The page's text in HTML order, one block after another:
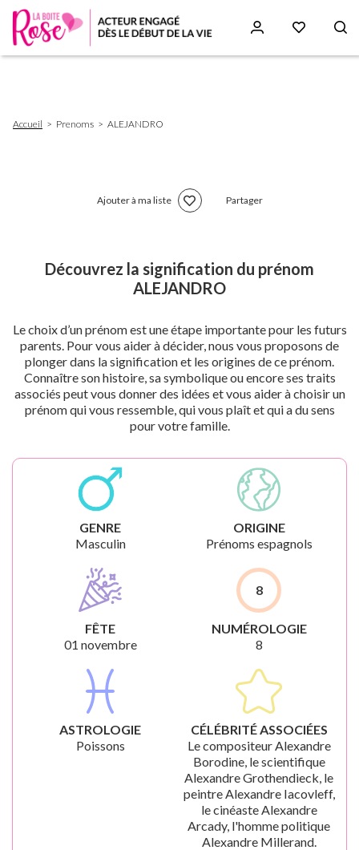
d'Ariane
Accueil Prenoms ALEJANDRO
Ajouter à ma liste Partager
Découvrez la signification du prénom
ALEJANDRO
Le choix d’un prénom est une étape importante pour les futurs
parents. Pour vous aider à décider, nous vous proposons de
plonger dans la signification et les origines de ce prénom.
Connaître son histoire, sa symbolique ou encore ses traits
associés peut vous donner des idées et vous aider à choisir un
prénom qui vous ressemble, qui vous plaît et qui a du sens
pour votre famille.
GENRE
Masculin
ORIGINE
Prénoms espagnols
FÊTE
01 novembre
8
NUMÉROLOGIE
8
ASTROLOGIE
Poissons
CÉLÉBRITÉ ASSOCIÉES
Le compositeur Alexandre
Borodine, le scientifique
Alexandre Grothendieck, le
peintre Alexandre Iacovleff,
le cinéaste Alexandre
Arcady, l'homme politique
Alexandre Millerand.